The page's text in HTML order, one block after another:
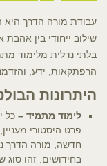
עבודת מורה הדרך היא
שילוב ייחודי בין
בלתי נדלית מלימוד
הרפתקאות, ידע,
היתרונות
לימוד מתמיד – כל
פרט היסטורי
חדשה, מורה הדרך
בחידושים. זהו סוג